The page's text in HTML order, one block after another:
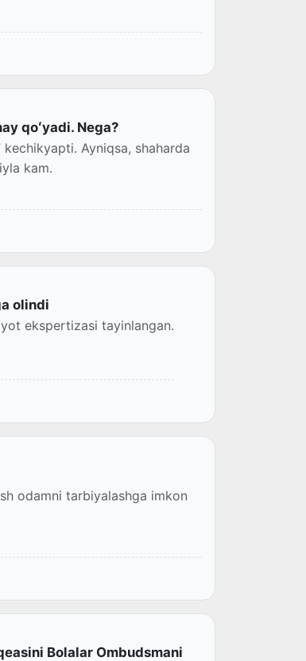
qoʻyadi. Nega?
Ayniqsa, shaharda
kam.
olindi
ekspertizasi tayinlangan.
odamni tarbiyalashga imkon
Bolalar Ombudsmani